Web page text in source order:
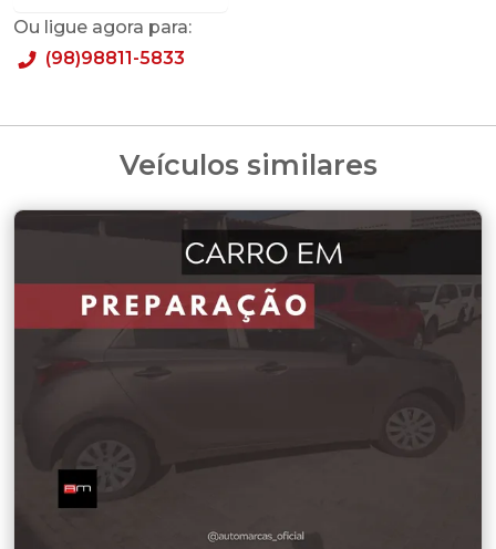
Ou ligue agora para:
(98)98811-5833
Veículos similares